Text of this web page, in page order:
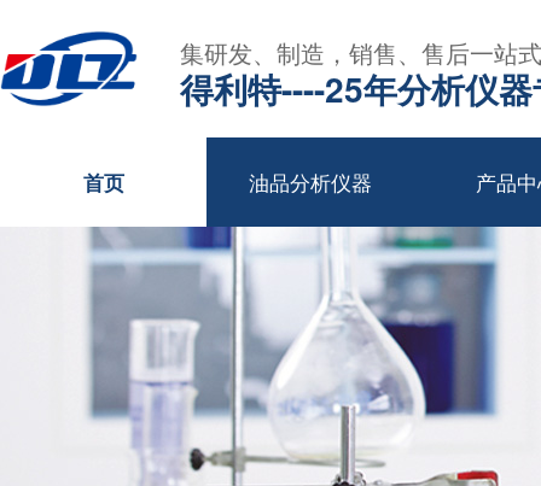
集研发、制造，销售、售后一站
得利特----25年分析仪
首页 油品分析仪器 产品